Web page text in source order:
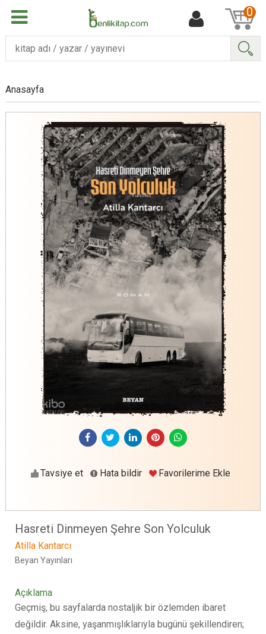
0
Anasayfa
Tavsiye et Hata bildir Favorilerime Ekle
Hasreti Dinmeyen Şehre Son Yolculuk
Atilla Kantarcı
Beyan Yayınları
Açıklama
Geçmiş, bu sayfalarda nostaljik bir özlemden ibaret
değildir. Aksine, yaşanmışlıklarıyla bugünü şekillendiren;